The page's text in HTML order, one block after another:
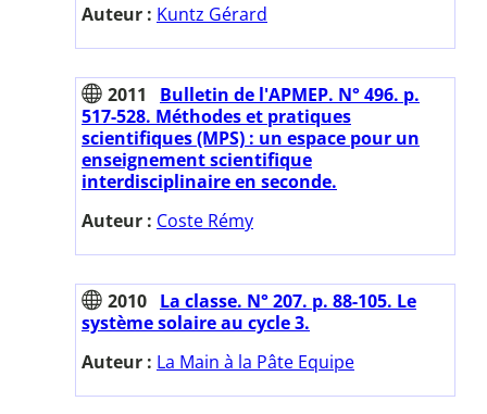
Auteur : Kuntz Gérard
2011
Bulletin de l'APMEP. N° 496. p.
517-528. Méthodes et pratiques
scientifiques (MPS) : un espace pour un
enseignement scientifique
interdisciplinaire en seconde.
Auteur : Coste Rémy
2010 La classe. N° 207. p. 88-105. Le
système solaire au cycle 3.
Auteur : La Main à la Pâte Equipe